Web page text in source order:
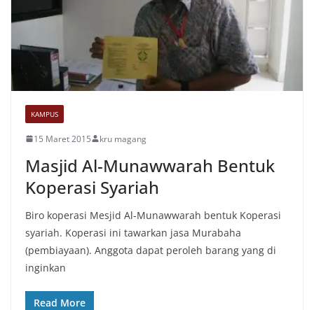
KAMPUS
15 Maret 2015 kru magang
Masjid Al-Munawwarah Bentuk
Koperasi Syariah
Biro koperasi Mesjid Al-Munawwarah bentuk Koperasi
syariah. Koperasi ini tawarkan jasa Murabaha
(pembiayaan). Anggota dapat peroleh barang yang di
inginkan
Read More